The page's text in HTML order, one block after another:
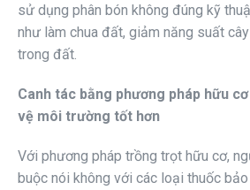
sử dụng phân bón không đúng kỹ
như làm chua đất, giảm năng suất
trong đất.
Canh tác bằng phương pháp hữu
vệ môi trường tốt hơn
Với phương pháp trồng trọt hữu cơ,
buộc nói không với các loại thuốc